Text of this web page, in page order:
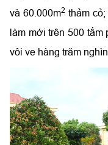
và 60.000m2 thảm
làm mới trên 500 tấm
vôi ve hàng trăm